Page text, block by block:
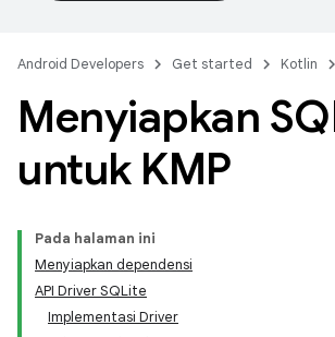
Android Developers Get started Kotlin
Menyiapkan
untuk KMP
Pada halaman ini
Menyiapkan dependensi
API Driver SQLite
Implementasi Driver